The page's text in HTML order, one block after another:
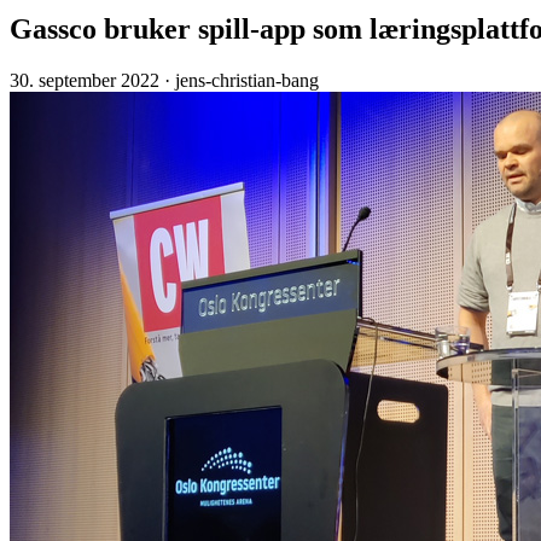
Gassco bruker spill-app som
30. september 2022 · jens-christian-bang